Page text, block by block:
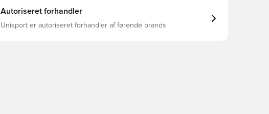
Autoriseret forhandler
Unisport er autoriseret forhandler af førende brands